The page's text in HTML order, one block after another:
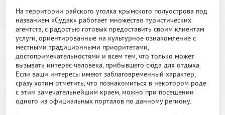
На территории райского уголка крымского полуострова под
названием «Судак» работает множество туристических
агентств, с радостью готовых предоставить своим клиентам
услуги, ориентированные на культурное ознакомление с
местными традиционными приоритетами,
достопримечательностями и всем тем, что только может
вызывать интерес человека, прибывшего сюда для отдыха.
Если ваши интересы имеют заблаговременный характер,
сразу хотим отметить, что познакомиться в некотором роде
с этим замечательнейшим краем, можно при посещении
одного из официальных порталов по данному региону.